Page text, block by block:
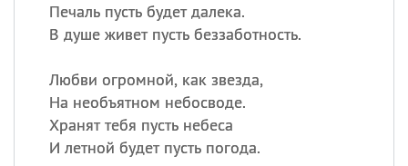
Печаль пусть будет далека.
В душе живет пусть беззаботность.
Любви огромной, как звезда,
На необъятном небосводе.
Хранят тебя пусть небеса
И летной будет пусть погода.